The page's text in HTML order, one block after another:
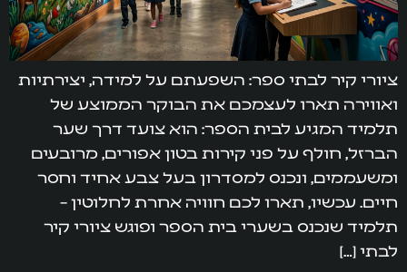
ציורי קיר לבתי ספר: השפעתם על למידה, יצירתיות
ואווירה תארו לעצמכם את הבוקר הממוצע של
תלמיד המגיע לבית הספר: הוא צועד דרך שער
הברזל, חולף על פני קירות בטון אפורים, מרובעים
ומשעממים, ונכנס למסדרון בעל צבע אחיד וחסר
חיים. עכשיו, תארו לכם חוויה אחרת לחלוטין –
תלמיד שנכנס בשערי בית הספר ופוגש ציורי קיר
לבתי […]